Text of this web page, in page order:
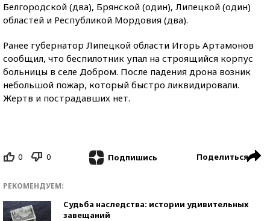
Белгородской (два), Брянской (один), Липецкой (один)
областей и Республикой Мордовия (два).
Ранее губернатор Липецкой области Игорь Артамонов
сообщил, что беспилотник упал на строящийся корпус
больницы в селе Добром. После падения дрона возник
небольшой пожар, который быстро ликвидировали.
Жертв и пострадавших нет.
0 0 Подпишись Поделиться
РЕКОМЕНДУЕМ:
Судьба наследства: истории удивительных
завещаний